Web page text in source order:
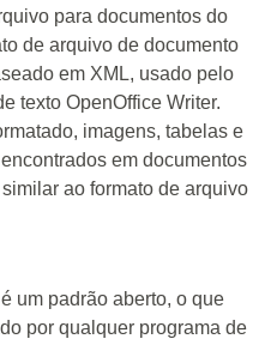
para documentos do
de arquivo de documento
em XML, usado pelo
texto OpenOffice Writer.
imagens, tabelas e
em documentos
ao formato de arquivo
um padrão aberto, o que
por qualquer programa de